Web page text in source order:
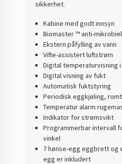
sikkerhet.
Kabine med godtinnsyn
Biomaster ™ anti-
Ekstern påfylling av vann
Vifte-assistert luftstrøm
Digital temperaturvisning i
Digital visning av fukt
Automatisk fuktstyring
Periodisk eggkjøling,
Temperatur alarm
Indikator for strømsvikt
Programmerbar intervall
vinkel
7 hønse-egg eggbrett og
egg er inkludert